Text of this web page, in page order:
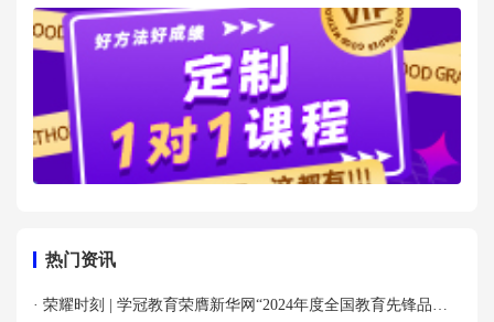
热门资讯
· 荣耀时刻 | 学冠教育荣膺新华网“2024年度全国教育先锋品牌